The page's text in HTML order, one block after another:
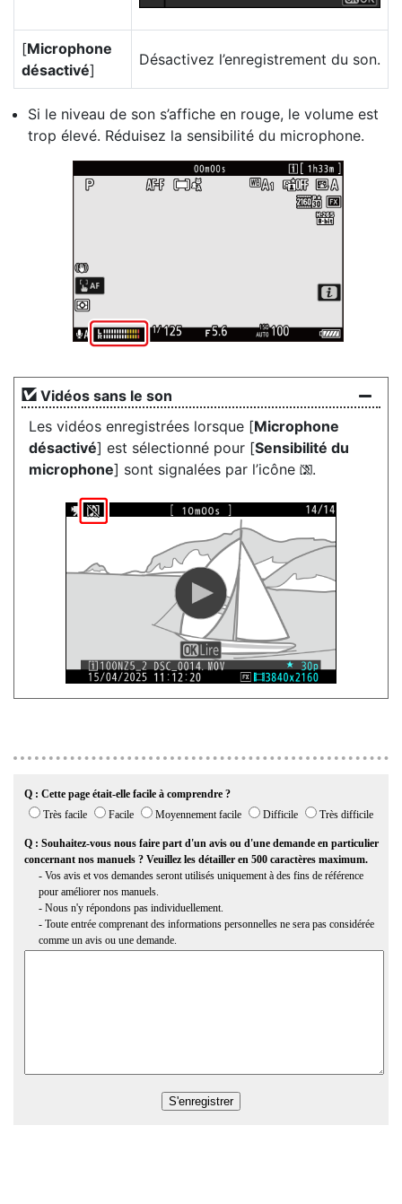
[Microphone
désactivé]
Désactivez l’enregistrement du son.
Si le niveau de son s’affiche en rouge, le volume est
trop élevé. Réduisez la sensibilité du microphone.
Vidéos sans le son
Les vidéos enregistrées lorsque [Microphone
désactivé] est sélectionné pour [Sensibilité du
microphone] sont signalées par l’icône 2.